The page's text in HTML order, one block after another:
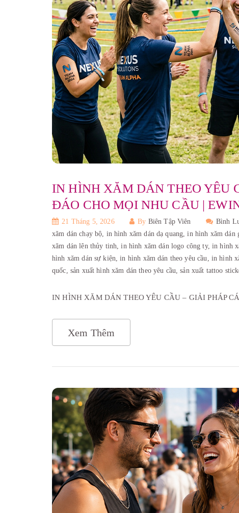
IN HÌNH XĂM DÁN THEO YÊU
ĐÁO CHO MỌI NHU CẦU |
21 Tháng 5, 2026 By Biên Tập Viên Bình
xăm dán chạy bộ, in hình xăm dán dạ quang,in hình xăm dán
xăm dán lên thủy tinh,in hình xăm dán logo công ty, in hình
hình xăm dán sự kiện,in hình xăm dán theo yêu cầu, in hình
quốc, sản xuất hình xăm dán theo yêu cầu,sản xuất tattoo
IN HÌNH XĂM DÁN THEO YÊU CẦU – GIẢI PHÁP
Xem Thêm